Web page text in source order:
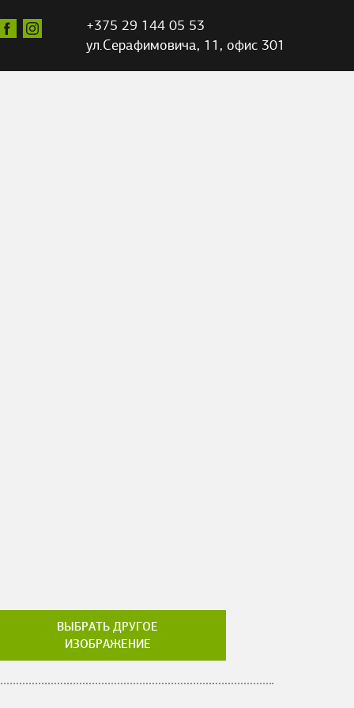
+375 29 144 05 53
ул.Серафимовича, 11, офис 301
ВЫБРАТЬ ДРУГОЕ
ИЗОБРАЖЕНИЕ